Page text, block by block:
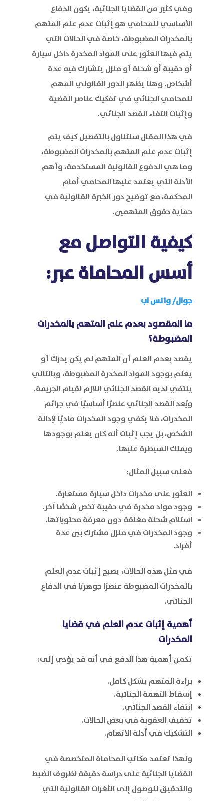
وفي كثير من القضايا الجنائية، يكون الدفاع
الأساسي للمحامي هو إثبات عدم علم المتهم
بالمخدرات المضبوطة، خاصة في الحالات التي
يتم فيها العثور على المواد المخدرة داخل سيارة
أو حقيبة أو شحنة أو منزل يتشارك فيه عدة
أشخاص. وهنا يظهر الدور القانوني المهم
للمحامي الجنائي في تفكيك عناصر القضية
وإثبات انتفاء القصد الجنائي.
في هذا المقال سنتناول بالتفصيل كيف يتم
إثبات عدم علم المتهم بالمخدرات المضبوطة،
وما هي الدفوع القانونية المستخدمة، وأهم
الأدلة التي يعتمد عليها المحامي أمام
المحكمة، مع توضيح دور الخبرة القانونية في
حماية حقوق المتهمين.
كيفية التواصل مع
أسس المحاماةعبر:
جوال/واتس اب
ما المقصود بعدم علم المتهم بالمخدرات
المضبوطة؟
يقصد بعدم العلم أن المتهم لم يكن يدرك أو
يعلم بوجود المواد المخدرة المضبوطة، وبالتالي
ينتفي لديه القصد الجنائي اللازم لقيام الجريمة.
ويُعد القصد الجنائي عنصرًا أساسيًا في جرائم
المخدرات، فلا يكفي وجود المخدرات ماديًا لإدانة
الشخص، بل يجب إثبات أنه كان يعلم بوجودها
ويملك السيطرة عليها.
فعلى سبيل المثال:
العثور على مخدرات داخل سيارة مستعارة.
وجود مواد مخدرة في حقيبة تخص شخصًا آخر.
استلام شحنة مغلقة دون معرفة محتوياتها.
وجود المخدرات في منزل مشترك بين عدة
أفراد.
في مثل هذه الحالات، يصبح إثبات عدم العلم
بالمخدرات المضبوطة عنصرًا جوهريًا في الدفاع
الجنائي.
أهمية إثبات عدم العلم في قضايا
المخدرات
تكمن أهمية هذا الدفع في أنه قد يؤدي إلى:
براءة المتهم بشكل كامل.
إسقاط التهمة الجنائية.
انتفاء القصد الجنائي.
تخفيف العقوبة في بعض الحالات.
التشكيك في أدلة الاتهام.
ولهذا تعتمد مكاتب المحاماة المتخصصة في
القضايا الجنائية على دراسة دقيقة لظروف الضبط
والتحقيق للوصول إلى الثغرات القانونية التي